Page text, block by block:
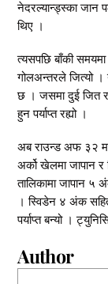
नेदरल्यान्ड्स्का जान
थिए ।
त्यसपछि बाँकी
गोलअन्तरले जित्यो
छ । जसमा दुई जित
हुन पर्याप्त रह्यो ।
अब राउन्ड अफ ३२
अर्को खेलमा जापान
तालिकामा जापान
। स्विडेन ४ अंक
पर्याप्त बन्यो ।
Author